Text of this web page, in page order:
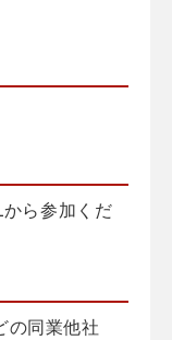
ら参加くだ
の同業他社